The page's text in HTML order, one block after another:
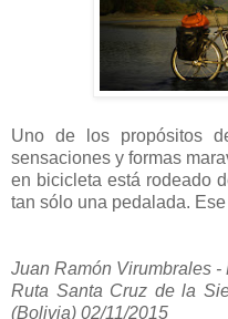
Uno de los propósitos
sensaciones y formas
en bicicleta está rodeado
tan sólo una pedalada.
Juan Ramón Virumbrales -
Ruta Santa Cruz de la
(Bolivia) 02/11/2015